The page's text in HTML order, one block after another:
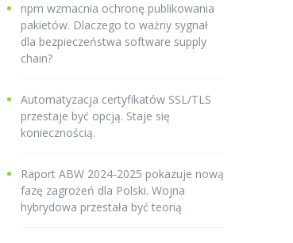
npm wzmacnia ochronę publikowania
pakietów. Dlaczego to ważny sygnał
dla bezpieczeństwa software supply
chain?
Automatyzacja certyfikatów SSL/TLS
przestaje być opcją. Staje się
koniecznością.
Raport ABW 2024-2025 pokazuje nową
fazę zagrożeń dla Polski. Wojna
hybrydowa przestała być teorią